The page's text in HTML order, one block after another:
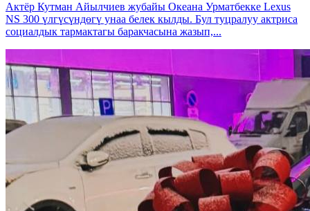
Актёр Кутман Айылчиев жубайы Океана Урматбекке Lexus
NS 300 үлгүсүндөгү унаа белек кылды. Бул туцралуу актриса
социалдык тармактагы баракчасына жазып,...